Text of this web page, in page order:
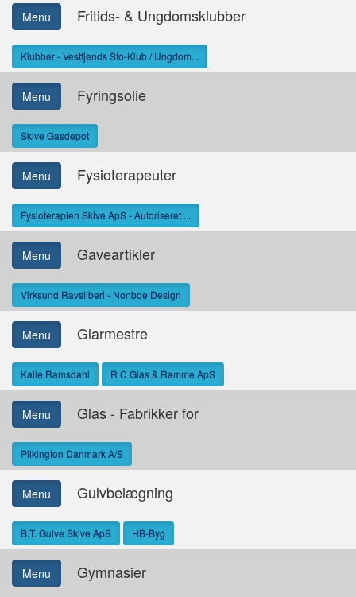
Menu Fritids- & Ungdomsklubber
Klubber - Vestfjends Sfo-Klub / Ungdom...
Menu Fyringsolie
Skive Gasdepot
Menu Fysioterapeuter
Fysioterapien Skive ApS - Autoriseret ...
Menu Gaveartikler
Virksund Ravsliberi - Nonboe Design
Menu Glarmestre
Kalle Ramsdahl R C Glas & Ramme ApS
Menu Glas - Fabrikker for
Pilkington Danmark A/S
Menu Gulvbelægning
B.T. Gulve Skive ApS HB-Byg
Menu Gymnasier